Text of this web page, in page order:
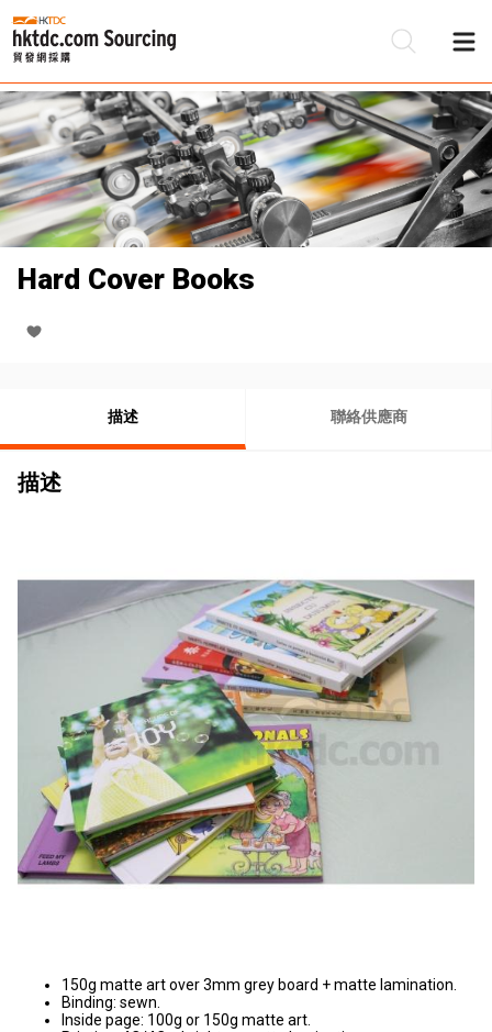
Hard Cover Books
描述 聯絡供應商
描述
150g matte art over 3mm grey board + matte lamination.
Binding: sewn.
Inside page: 100g or 150g matte art.